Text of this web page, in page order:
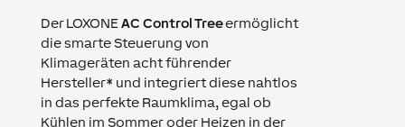
Der LOXONE AC Control Treeermöglicht
die smarte Steuerung von
Klimageräten acht führender
Hersteller* und integriert diese nahtlos
in das perfekte Raumklima, egal ob
Kühlen im Sommer oder Heizen in der